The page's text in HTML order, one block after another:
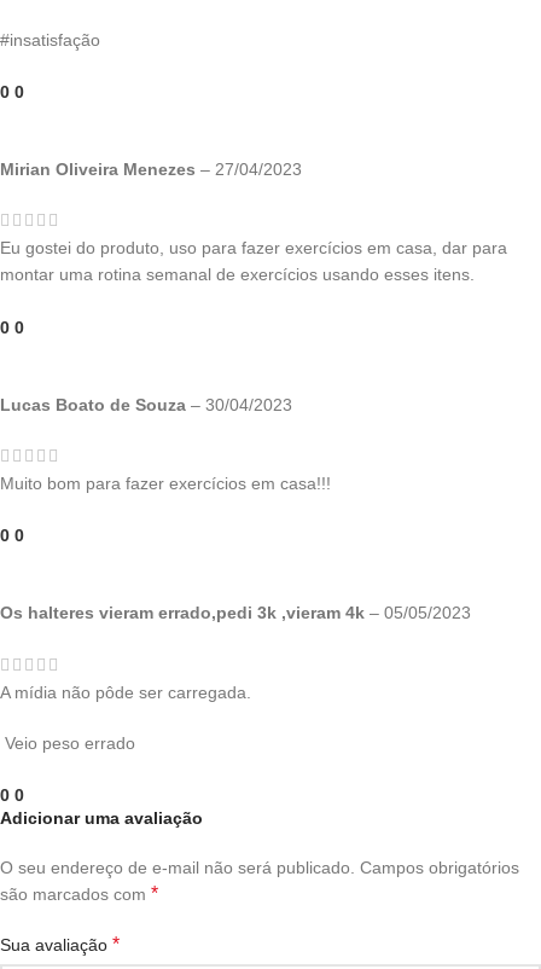
#insatisfação
0 0
Mirian Oliveira Menezes – 27/04/2023
Eu gostei do produto, uso para fazer exercícios em casa, dar para
montar uma rotina semanal de exercícios usando esses itens.
0 0
Lucas Boato de Souza – 30/04/2023
Muito bom para fazer exercícios em casa!!!
0 0
Os halteres vieram errado,pedi 3k ,vieram 4k – 05/05/2023
A mídia não pôde ser carregada.
Veio peso errado
0 0
Adicionar uma avaliação
O seu endereço de e-mail não será publicado. Campos obrigatórios
são marcados com *
Sua avaliação *